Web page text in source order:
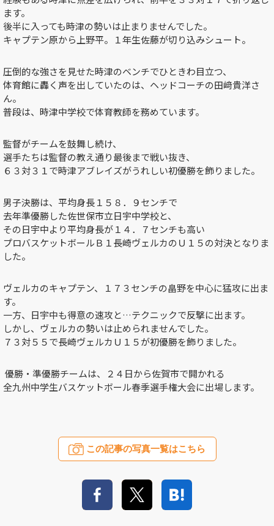
ます。
後半に入っても時津の勢いは止まりませんでした。
キャプテン原から上野平。１年生佐藤が切り込みシュート。
圧倒的な強さを見せた時津のベンチでひときわ目立つ、
体育館に轟く声を出していたのは、ヘッドコーチの田﨑貴洋さ
ん。
普段は、時津中学校で体育教師を務めています。
監督がチームを鼓舞し続け、
選手たちは監督の教え通り最後まで戦い抜き、
６３対３１で時津アブレイズがうれしい初優勝を飾りました。
男子決勝は、平均身長１５８．９センチで
去年準優勝した佐世保市立日宇中学校と、
その日宇中より平均身長が１４．７センチも高い
プロバスケットボールＢ１長崎ヴェルカのＵ１５の対決となりま
した。
ヴェルカのキャプテン、１７３センチの畠野を中心に猛攻に出ま
す。
一方、日宇中も得意の速攻と…テクニックで反撃に出ます。
しかし、ヴェルカの勢いは止められませんでした。
７３対５５で長崎ヴェルカＵ１５が初優勝を飾りました。
優勝・準優勝チームは、２４日から佐賀市で開かれる
全九州中学生バスケットボール春季選手権大会に出場します。
この記事の写真一覧はこちら